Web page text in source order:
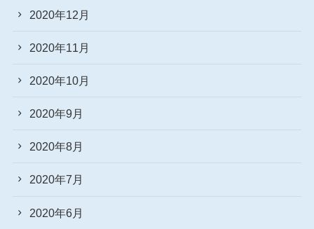
2020年12月
2020年11月
2020年10月
2020年9月
2020年8月
2020年7月
2020年6月